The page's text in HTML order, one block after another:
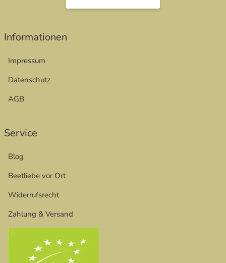
öffnet in neuem Fenster
Informationen
Impressum
Datenschutz
AGB
Service
Blog
Beetliebe vor Ort
Widerrufsrecht
Zahlung & Versand